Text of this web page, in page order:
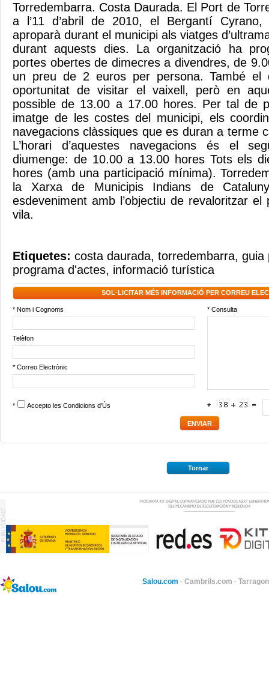
Torredembarra. Costa Daurada. El Port de
a l’11 d’abril de 2010, el Bergantí
aproparà durant el municipi als viatges
durant aquests dies. La organització ha
portes obertes de dimecres a divendres, de
un preu de 2 euros per persona. També el
oportunitat de visitar el vaixell, però en
possible de 13.00 a 17.00 hores. Per tal de
imatge de les costes del municipi, els
navegacions clàssiques que es duran a terme
L’horari d’aquestes navegacions és el
diumenge: de 10.00 a 13.00 hores Tots els
hores (amb una participació mínima).
la Xarxa de Municipis Indians de
esdeveniment amb l’objectiu de revaloritzar
vila.
Etiquetes: costa daurada, torredembarra, guia
programa d'actes, informació turística
SOL·LICITAR MÉS INFORMACIÓ PER CORREU
* Nom i Cognoms * Consulta
Telèfon
* Correo Electrònic
* Accepto les Condicions d'Ús *
Tornar
Salou.com · Cambrils.com ·